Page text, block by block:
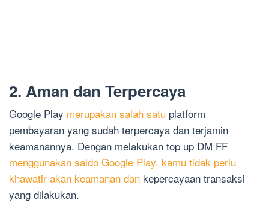
2. Aman dan Terpercaya
Google Play merupakan salah satu platform
pembayaran yang sudah terpercaya dan terjamin
keamanannya. Dengan melakukan top up DM FF
menggunakan saldo Google Play, kamu tidak perlu
khawatir akan keamanan dan kepercayaan transaksi
yang dilakukan.